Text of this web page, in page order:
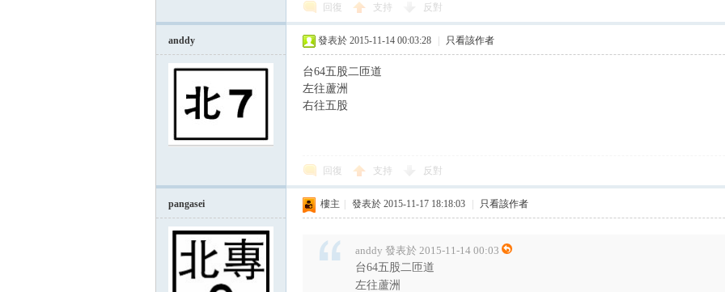
回復 支持 反對
anddy 發表於 2015-11-14 00:03:28 只看該作者
台64五股二匝道
左往蘆洲
右往五股
回復 支持 反對
pangasei 樓主 發表於 2015-11-17 18:18:03 只看該作者
anddy 發表於 2015-11-14 00:03
台64五股二匝道
左往蘆洲